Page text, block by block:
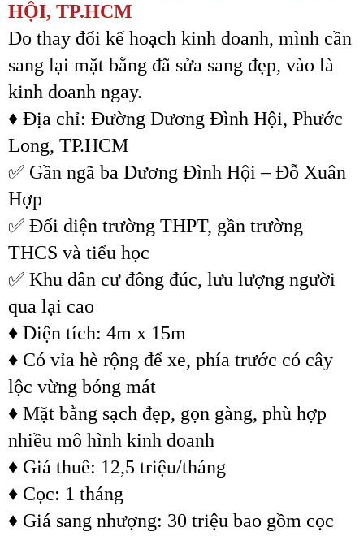
HỘI, TP.HCM
Do thay đổi kế hoạch kinh doanh, mình cần
sang lại mặt bằng đã sửa sang đẹp, vào là
kinh doanh ngay.
♦ Địa chỉ: Đường Dương Đình Hội, Phước
Long, TP.HCM
✅ Gần ngã ba Dương Đình Hội – Đỗ Xuân
Hợp
✅ Đối diện trường THPT, gần trường
THCS và tiểu học
✅ Khu dân cư đông đúc, lưu lượng người
qua lại cao
♦ Diện tích: 4m x 15m
♦ Có vỉa hè rộng để xe, phía trước có cây
lộc vừng bóng mát
♦ Mặt bằng sạch đẹp, gọn gàng, phù hợp
nhiều mô hình kinh doanh
♦ Giá thuê: 12,5 triệu/tháng
♦ Cọc: 1 tháng
♦ Giá sang nhượng: 30 triệu bao gồm cọc